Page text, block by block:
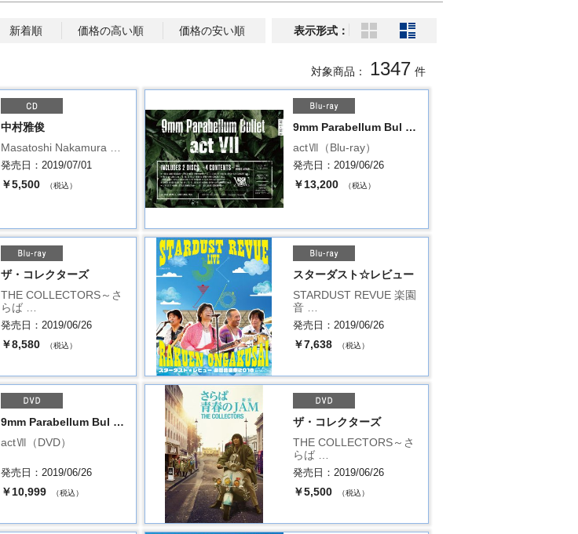
新着順 価格の高い順 価格の安い順 表示形式：
対象商品： 1347 件
中村雅俊
Masatoshi Nakamura …
発売日：2019/07/01
￥5,500 （税込）
9mm Parabellum Bul …
actⅦ（Blu-ray）
発売日：2019/06/26
￥13,200 （税込）
ザ・コレクターズ
THE COLLECTORS～さ
らば …
発売日：2019/06/26
￥8,580 （税込）
スターダスト☆レビュー
STARDUST REVUE 楽園
音 …
発売日：2019/06/26
￥7,638 （税込）
9mm Parabellum Bul …
actⅦ（DVD）
発売日：2019/06/26
￥10,999 （税込）
ザ・コレクターズ
THE COLLECTORS～さ
らば …
発売日：2019/06/26
￥5,500 （税込）